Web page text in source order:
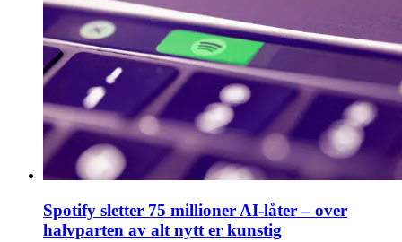
Spotify sletter 75 millioner AI-låter – over
halvparten av alt nytt er kunstig